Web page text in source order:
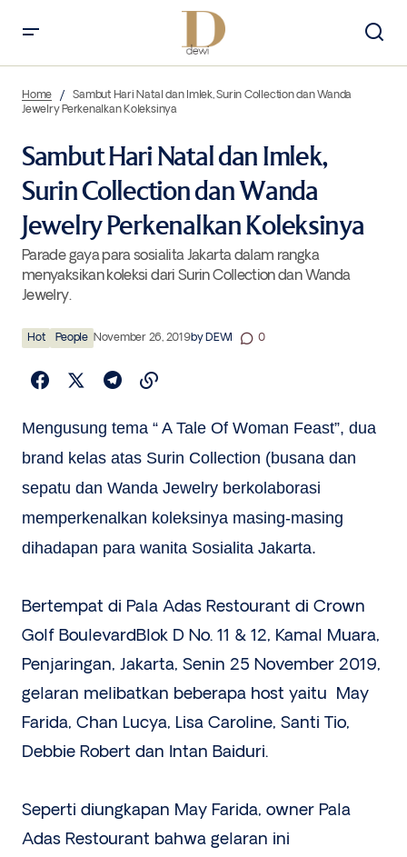
Perkenalkan Koleksinya
Home
Sambut Hari Natal dan Imlek, Surin Collection dan Wanda
Jewelry Perkenalkan Koleksinya
Sambut Hari Natal dan Imlek,
Surin Collection dan Wanda
Jewelry Perkenalkan Koleksinya
Parade gaya para sosialita Jakarta dalam rangka
menyaksikan koleksi dari Surin Collection dan Wanda
Jewelry.
Hot People November 26, 2019byDEWI 0
Mengusung tema “ A Tale Of Woman Feast”, dua
brand kelas atas Surin Collection (busana dan
sepatu dan Wanda Jewelry berkolaborasi
memperkenalkan koleksinya masing-masing
dihadapan para wanita Sosialita Jakarta.
Bertempat di Pala Adas Restourant di Crown
Golf BoulevardBlok D No. 11 & 12, Kamal Muara,
Penjaringan, Jakarta, Senin 25 November 2019,
gelaran melibatkan beberapa host yaitu May
Farida, Chan Lucya, Lisa Caroline, Santi Tio,
Debbie Robert dan Intan Baiduri.
Seperti diungkapan May Farida, owner Pala
Adas Restourant bahwa gelaran ini